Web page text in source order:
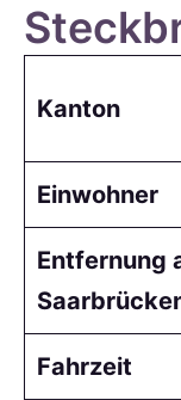
Kanton
Einwohner
Entfernung
Fahrzeit